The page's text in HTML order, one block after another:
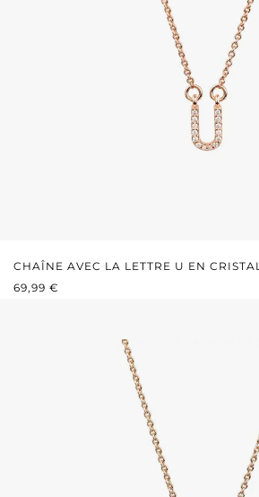
CHAÎNE AVEC LA LETTRE U EN CRISTAL
PRIX RÉGULIER :
69,99 €